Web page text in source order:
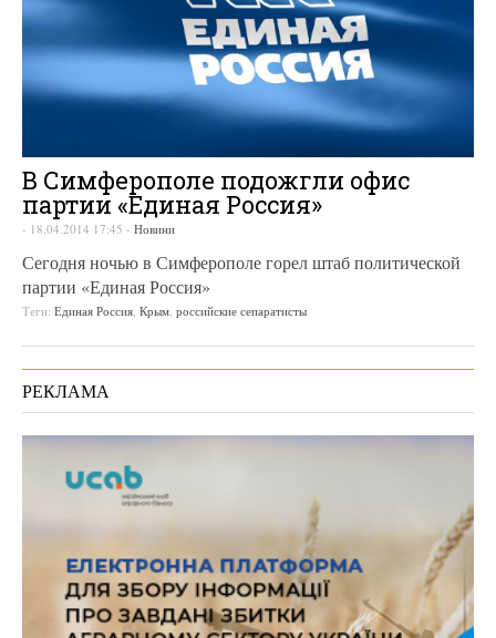
В Симферополе подожгли офис
партии «Единая Россия»
- 18.04.2014 17:45 - Новини
Сегодня ночью в Симферополе горел штаб политической
партии «Единая Россия»
Теги: Единая Россия, Крым, российские сепаратисты
РЕКЛАМА